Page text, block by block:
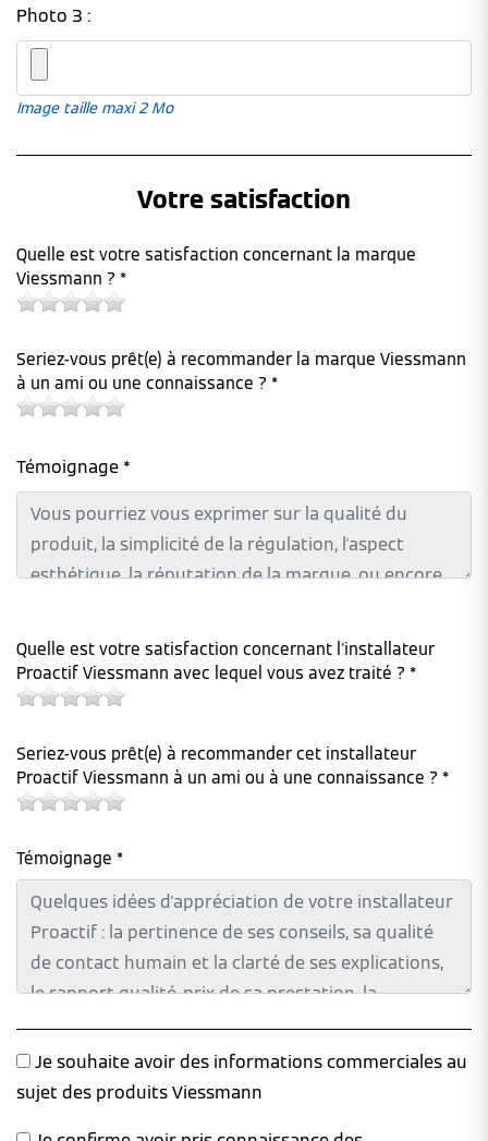
Photo 3 :
Image taille maxi 2 Mo
Votre satisfaction
Quelle est votre satisfaction concernant la marque
Viessmann ? *
Seriez-vous prêt(e) à recommander la marque Viessmann
à un ami ou une connaissance ? *
Témoignage *
Quelle est votre satisfaction concernant l'installateur
Proactif Viessmann avec lequel vous avez traité ? *
Seriez-vous prêt(e) à recommander cet installateur
Proactif Viessmann à un ami ou à une connaissance ? *
Témoignage *
Je souhaite avoir des informations commerciales au
sujet des produits Viessmann